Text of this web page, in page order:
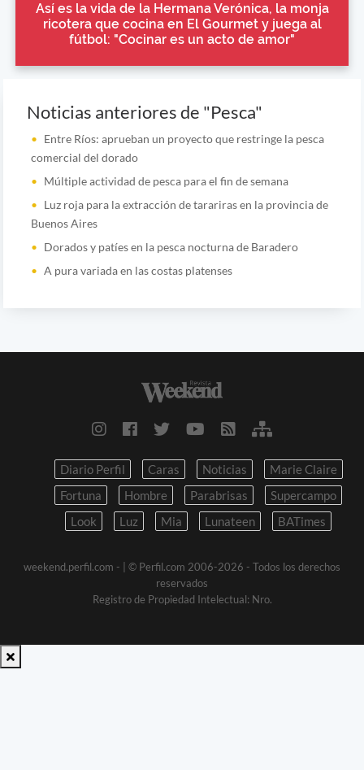
Así es la vida de la Hermana Verónica, la monja
ricotera que cocina en El Gourmet y juega al
fútbol: "Cocinar es un acto de amor"
Noticias anteriores de "Pesca"
Entre Ríos: aprueban un proyecto que restringe la pesca
comercial del dorado
Múltiple actividad de pesca para el fin de semana
Luz roja para la extracción de tarariras en la provincia de
Buenos Aires
Dorados y patíes en la pesca nocturna de Baradero
A pura variada en las costas platenses
Diario Perfil Caras Noticias
Marie Claire
Fortuna
Hombre Parabrisas
Supercampo
Look
Luz Mia Lunateen BATimes
weekend.perfil.com -
| © Perfil.com 2006-2026 - Todos los derechos
reservados
Registro de Propiedad Intelectual: Nro.